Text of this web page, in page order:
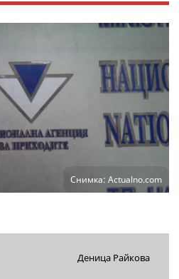
Снимка: Actualno.com
Деница Райкова